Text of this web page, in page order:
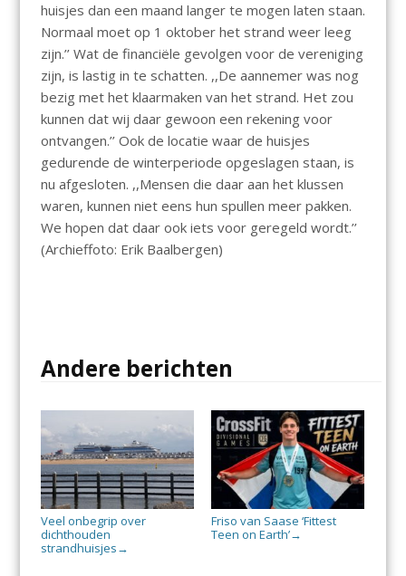
huisjes dan een maand langer te mogen laten staan.
Normaal moet op 1 oktober het strand weer leeg
zijn.’’ Wat de financiële gevolgen voor de vereniging
zijn, is lastig in te schatten. ,,De aannemer was nog
bezig met het klaarmaken van het strand. Het zou
kunnen dat wij daar gewoon een rekening voor
ontvangen.’’ Ook de locatie waar de huisjes
gedurende de winterperiode opgeslagen staan, is
nu afgesloten. ,,Mensen die daar aan het klussen
waren, kunnen niet eens hun spullen meer pakken.
We hopen dat daar ook iets voor geregeld wordt.’’
(Archieffoto: Erik Baalbergen)
Andere berichten
Veel onbegrip over
dichthouden
strandhuisjes →
Friso van Saase ‘Fittest
Teen on Earth’→